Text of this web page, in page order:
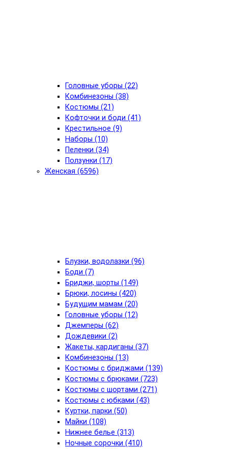
Головные уборы (22)
Комбинезоны (38)
Костюмы (21)
Кофточки и боди (41)
Крестильное (9)
Наборы (10)
Пеленки (34)
Ползунки (17)
Женская (6596)
Блузки, водолазки (96)
Боди (7)
Бриджи, шорты (149)
Брюки, лосины (420)
Будущим мамам (20)
Головные уборы (12)
Джемперы (62)
Дождевики (2)
Жакеты, кардиганы (37)
Комбинезоны (13)
Костюмы с бриджами (139)
Костюмы с брюками (723)
Костюмы с шортами (271)
Костюмы с юбками (43)
Куртки, парки (50)
Майки (108)
Нижнее белье (313)
Ночные сорочки (410)